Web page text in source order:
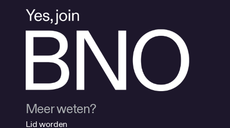
Meer weten?
Lid worden